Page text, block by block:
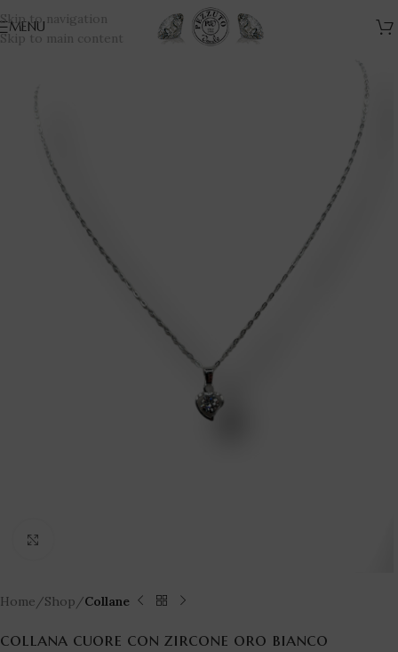
Skip to navigation
Skip to main content
MENU
Home Shop Collane
collana cuore con zircone oro bianco